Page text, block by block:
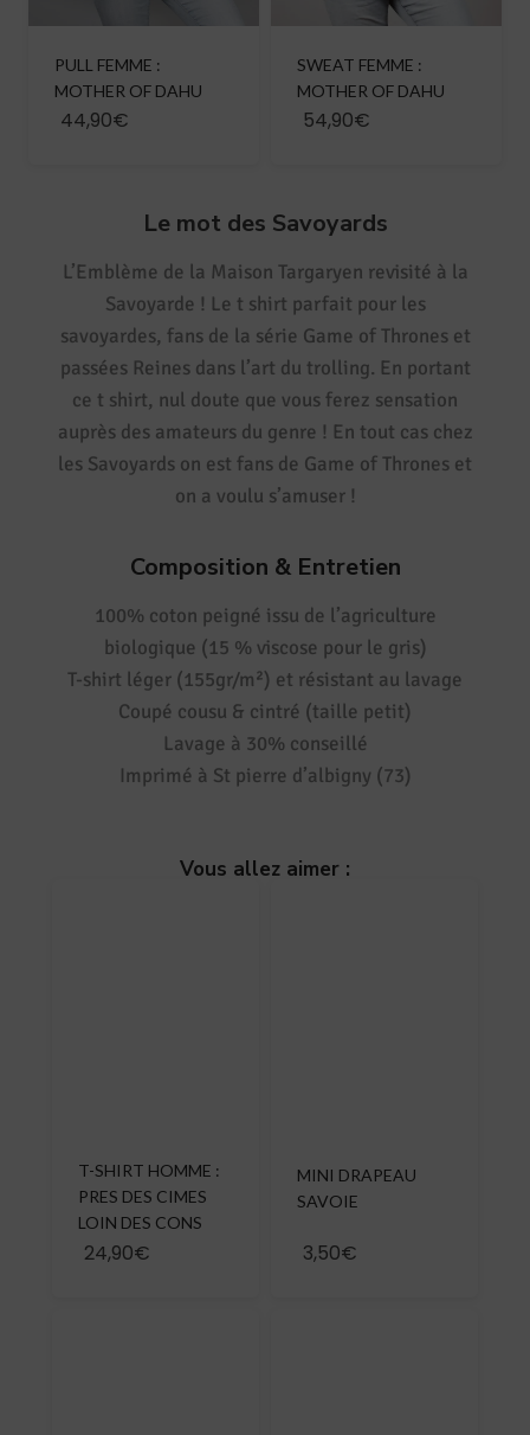
PULL FEMME :
MOTHER OF DAHU
44,90€
SWEAT FEMME :
MOTHER OF DAHU
54,90€
Le mot des Savoyards
L’Emblème de la Maison Targaryen revisité à la
Savoyarde ! Le t shirt parfait pour les
savoyardes, fans de la série Game of Thrones et
passées Reines dans l’art du trolling. En portant
ce t shirt, nul doute que vous ferez sensation
auprès des amateurs du genre ! En tout cas chez
les Savoyards on est fans de Game of Thrones et
on a voulu s’amuser !
Composition & Entretien
100% coton peigné issu de l’agriculture
biologique (15 % viscose pour le gris)
T-shirt léger (155gr/m²) et résistant au lavage
Coupé cousu & cintré (taille petit)
Lavage à 30% conseillé
Imprimé à St pierre d’albigny (73)
Vous allez aimer :
T-SHIRT HOMME :
PRES DES CIMES
LOIN DES CONS
24,90€
MINI DRAPEAU
SAVOIE
3,50€